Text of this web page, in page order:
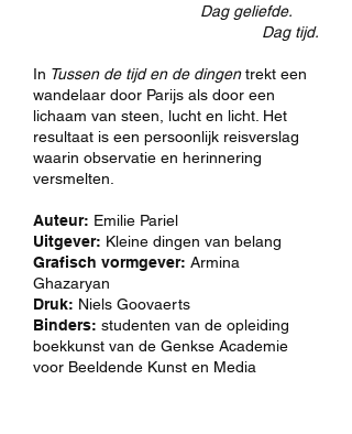
Dag geliefde.
Dag tijd.
In Tussen de tijd en de dingentrekt een
wandelaar door Parijs als door een
lichaam van steen, lucht en licht. Het
resultaat is een persoonlijk reisverslag
waarin observatie en herinnering
versmelten.
Auteur: Emilie Pariel
Uitgever: Kleine dingen van belang
Grafisch vormgever: Armina
Ghazaryan
Druk: Niels Goovaerts
Binders: studenten van de opleiding
boekkunst van de Genkse Academie
voor Beeldende Kunst en Media